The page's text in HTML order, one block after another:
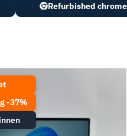
Refurbished
-37%